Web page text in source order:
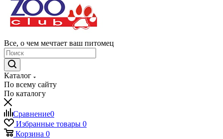
Все, о чем мечтает ваш питомец
Каталог
По всему сайту
По каталогу
Сравнение0
Избранные товары 0
Корзина 0